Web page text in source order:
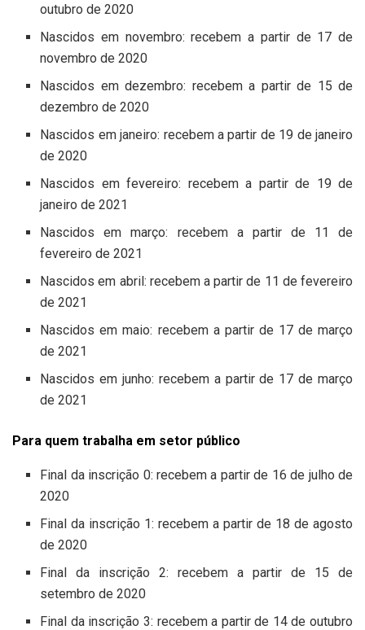
outubro de 2020
Nascidos em novembro: recebem a partir de 17 de
novembro de 2020
Nascidos em dezembro: recebem a partir de 15 de
dezembro de 2020
Nascidos em janeiro: recebem a partir de 19 de janeiro
de 2020
Nascidos em fevereiro: recebem a partir de 19 de
janeiro de 2021
Nascidos em março: recebem a partir de 11 de
fevereiro de 2021
Nascidos em abril: recebem a partir de 11 de fevereiro
de 2021
Nascidos em maio: recebem a partir de 17 de março
de 2021
Nascidos em junho: recebem a partir de 17 de março
de 2021
Para quem trabalha em setor público
Final da inscrição 0: recebem a partir de 16 de julho de
2020
Final da inscrição 1: recebem a partir de 18 de agosto
de 2020
Final da inscrição 2: recebem a partir de 15 de
setembro de 2020
Final da inscrição 3: recebem a partir de 14 de outubro